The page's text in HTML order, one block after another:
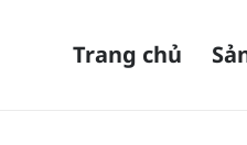
Trang chủ